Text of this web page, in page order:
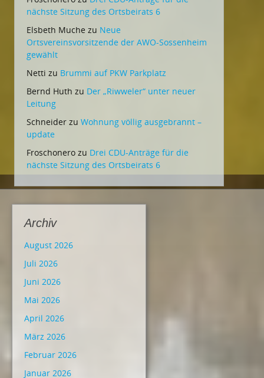
nächste Sitzung des Ortsbeirats 6
Elsbeth Muche zu Neue
Ortsvereinsvorsitzende der AWO-Sossenheim
gewählt
Netti zu Brummi auf PKW Parkplatz
Bernd Huth zu Der „Riwweler“ unter neuer
Leitung
Schneider zu Wohnung völlig ausgebrannt –
update
Froschonero zu Drei CDU-Anträge für die
nächste Sitzung des Ortsbeirats 6
Archiv
August 2026
Juli 2026
Juni 2026
Mai 2026
April 2026
März 2026
Februar 2026
Januar 2026